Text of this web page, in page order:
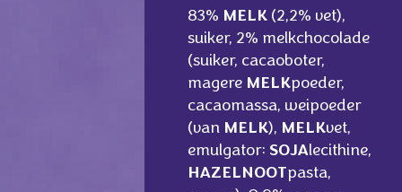
83% MELK (2,2% vet),
suiker, 2% melkchocolade
(suiker, cacaoboter,
magere MELKpoeder,
cacaomassa, weipoeder
(van MELK), MELKvet,
emulgator: SOJAlecithine,
HAZELNOOTpasta,